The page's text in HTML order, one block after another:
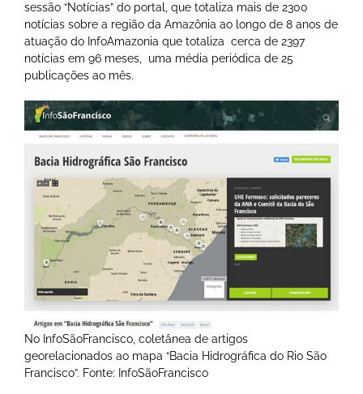
sessão “Notícias” do portal, que totaliza mais de 2300
notícias sobre a região da Amazônia ao longo de 8 anos de
atuação do InfoAmazonia que totaliza cerca de 2397
notícias em 96 meses, uma média periódica de 25
publicações ao mês.
No InfoSãoFrancisco, coletânea de artigos
georelacionados ao mapa “Bacia Hidrográfica do Rio São
Francisco”. Fonte: InfoSãoFrancisco